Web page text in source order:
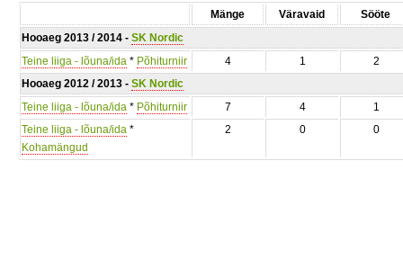
Mänge Väravaid
Sööte
Hooaeg 2013 / 2014 - SK Nordic
Teine liiga - lõuna/ida * Põhiturniir 4 1
2
Hooaeg 2012 / 2013 - SK Nordic
Teine liiga - lõuna/ida * Põhiturniir 7 4
1
Teine liiga - lõuna/ida *
Kohamängud
2 0 0